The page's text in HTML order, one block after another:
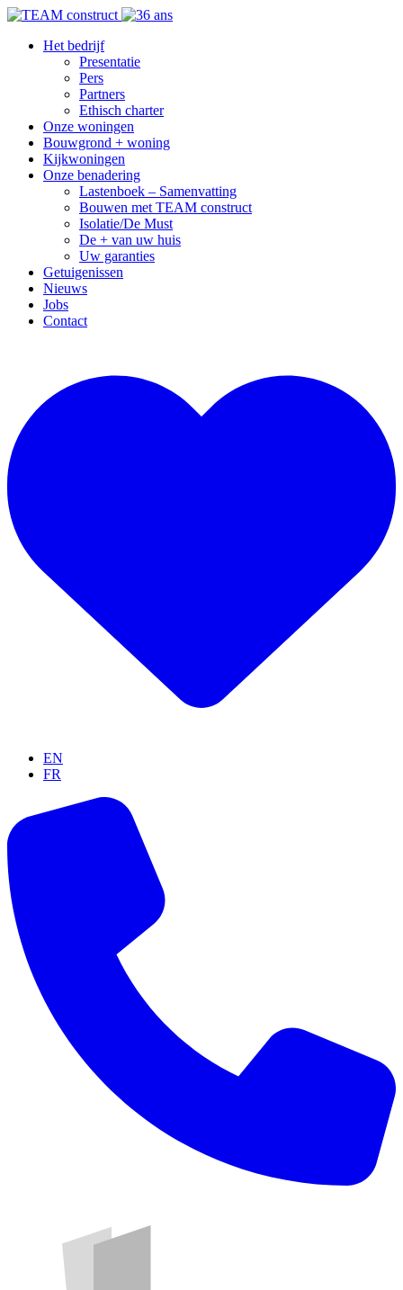
Het bedrijf
Presentatie
Pers
Partners
Ethisch charter
Onze woningen
Bouwgrond + woning
Kijkwoningen
Onze benadering
Lastenboek – Samenvatting
Bouwen met TEAM construct
Isolatie/De Must
De + van uw huis
Uw garanties
Getuigenissen
Nieuws
Jobs
Contact
EN
FR